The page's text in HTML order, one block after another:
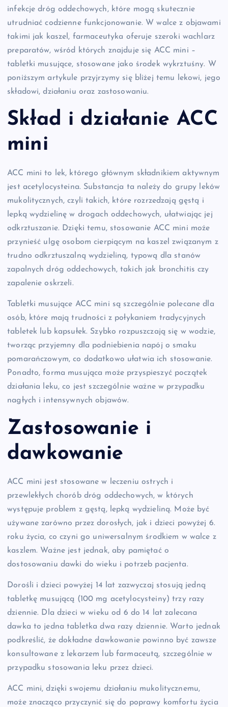
infekcje dróg oddechowych, które mogą skutecznie
utrudniać codzienne funkcjonowanie. W walce z objawami
takimi jak kaszel, farmaceutyka oferuje szeroki wachlarz
preparatów, wśród których znajduje się ACC mini –
tabletki musujące, stosowane jako środek wykrztuśny. W
poniższym artykule przyjrzymy się bliżej temu lekowi, jego
składowi, działaniu oraz zastosowaniu.
Skład i działanie ACC
mini
ACC mini to lek, którego głównym składnikiem aktywnym
jest acetylocysteina. Substancja ta należy do grupy leków
mukolitycznych, czyli takich, które rozrzedzają gęstą i
lepką wydzielinę w drogach oddechowych, ułatwiając jej
odkrztuszanie. Dzięki temu, stosowanie ACC mini może
przynieść ulgę osobom cierpiącym na kaszel związanym z
trudno odkrztuszalną wydzieliną, typową dla stanów
zapalnych dróg oddechowych, takich jak bronchitis czy
zapalenie oskrzeli.
Tabletki musujące ACC mini są szczególnie polecane dla
osób, które mają trudności z połykaniem tradycyjnych
tabletek lub kapsułek. Szybko rozpuszczają się w wodzie,
tworząc przyjemny dla podniebienia napój o smaku
pomarańczowym, co dodatkowo ułatwia ich stosowanie.
Ponadto, forma musująca może przyspieszyć początek
działania leku, co jest szczególnie ważne w przypadku
nagłych i intensywnych objawów.
Zastosowanie i
dawkowanie
ACC mini jest stosowane w leczeniu ostrych i
przewlekłych chorób dróg oddechowych, w których
występuje problem z gęstą, lepką wydzieliną. Może być
używane zarówno przez dorosłych, jak i dzieci powyżej 6.
roku życia, co czyni go uniwersalnym środkiem w walce z
kaszlem. Ważne jest jednak, aby pamiętać o
dostosowaniu dawki do wieku i potrzeb pacjenta.
Dorośli i dzieci powyżej 14 lat zazwyczaj stosują jedną
tabletkę musującą (100 mg acetylocysteiny) trzy razy
dziennie. Dla dzieci w wieku od 6 do 14 lat zalecana
dawka to jedna tabletka dwa razy dziennie. Warto jednak
podkreślić, że dokładne dawkowanie powinno być zawsze
konsultowane z lekarzem lub farmaceutą, szczególnie w
przypadku stosowania leku przez dzieci.
ACC mini, dzięki swojemu działaniu mukolitycznemu,
może znacząco przyczynić się do poprawy komfortu życia